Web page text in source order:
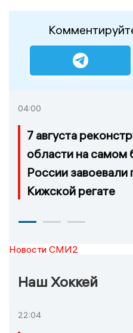
04:00
7 августа
области на самом
России завоевали
Кижской регате
Новости СМИ2
Наш Хоккей
22:04